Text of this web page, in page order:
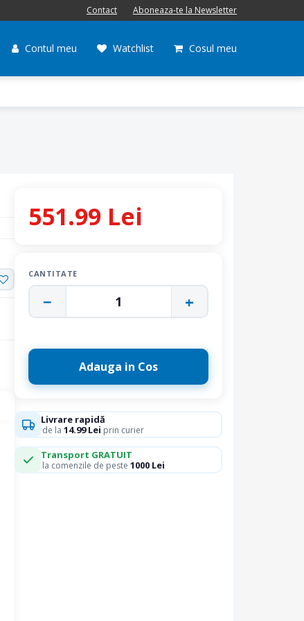
Contact Aboneaza-te la Newsletter
Contul meu Watchlist Cosul meu
551.99 Lei
CANTITATE
− 1 +
Adauga in Cos
Livrare rapidă
de la 14.99 Lei prin curier
Transport GRATUIT
la comenzile de peste 1000 Lei